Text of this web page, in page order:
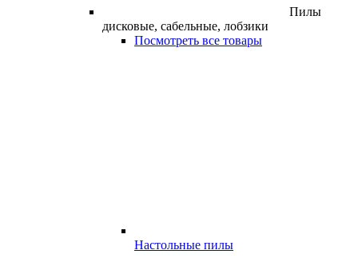
Пилы
дисковые, сабельные, лобзики
Посмотреть все товары
Настольные пилы